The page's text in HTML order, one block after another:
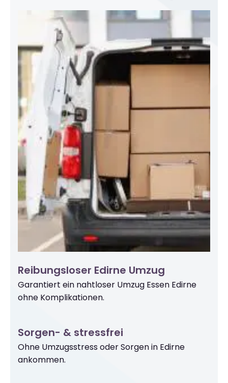
Reibungsloser Edirne Umzug
Garantiert ein nahtloser Umzug Essen Edirne
ohne Komplikationen.
Sorgen- & stressfrei
Ohne Umzugsstress oder Sorgen in Edirne
ankommen.